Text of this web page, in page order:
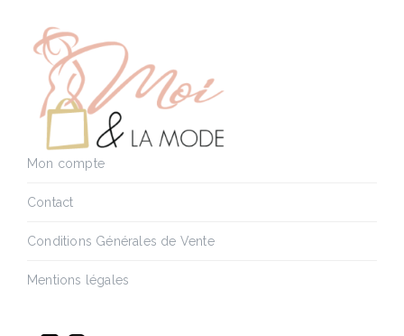
Mon compte
Contact
Conditions Générales de Vente
Mentions légales